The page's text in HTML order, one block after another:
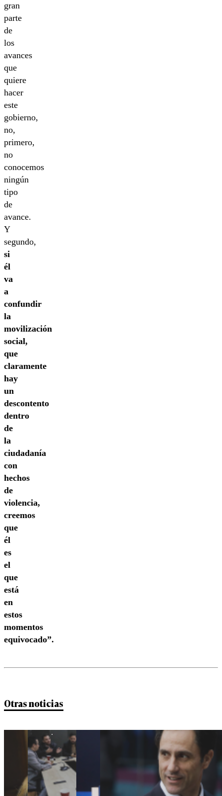
gran
parte
de
los
avances
que
quiere
hacer
este
gobierno,
no,
primero,
no
conocemos
ningún
tipo
de
avance.
Y
segundo,
si
él
va
a
confundir
la
movilización
social,
que
claramente
hay
un
descontento
dentro
de
la
ciudadanía
con
hechos
de
violencia,
creemos
que
él
es
el
que
está
en
estos
momentos
equivocado”.
Otras noticias